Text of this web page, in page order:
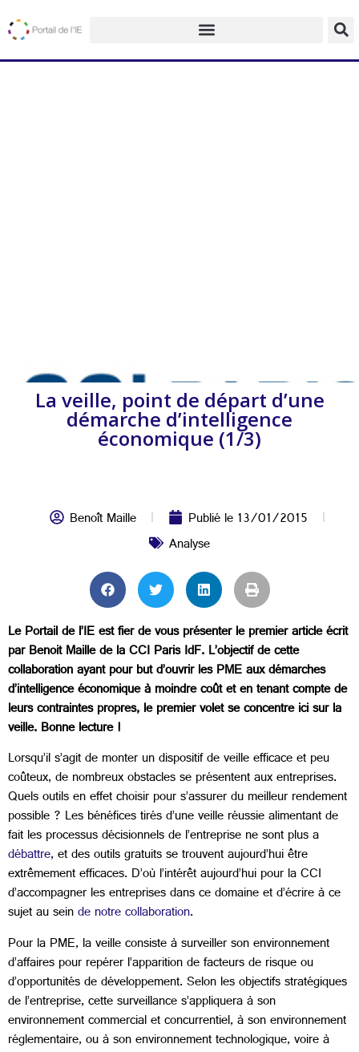
La veille, point de départ d’une
démarche d’intelligence
économique (1/3)
Benoît Maille Publié le13/01/2015
Analyse
Le Portail de l’IE est fier de vous présenter le premier article écrit
par Benoit Maille de la CCI Paris IdF. L’objectif de cette
collaboration ayant pour but d’ouvrir les PME aux démarches
d’intelligence économique à moindre coût et en tenant compte de
leurs contraintes propres, le premier volet se concentre ici sur la
veille. Bonne lecture !
Lorsqu’il s’agit de monter un dispositif de veille efficace et peu
coûteux, de nombreux obstacles se présentent aux entreprises.
Quels outils en effet choisir pour s’assurer du meilleur rendement
possible ? Les bénéfices tirés d’une veille réussie alimentant de
fait les processus décisionnels de l’entreprise ne sont plus a
débattre, et des outils gratuits se trouvent aujourd’hui être
extrêmement efficaces. D’où l’intérêt aujourd’hui pour la CCI
d’accompagner les entreprises dans ce domaine et d’écrire à ce
sujet au seinde notre collaboration.
Pour la PME, la veille consiste à surveiller son environnement
d’affaires pour repérer l’apparition de facteurs de risque ou
d’opportunités de développement. Selon les objectifs stratégiques
de l’entreprise, cette surveillance s’appliquera à son
environnement commercial et concurrentiel, à son environnement
réglementaire, ou à son environnement technologique, voire à